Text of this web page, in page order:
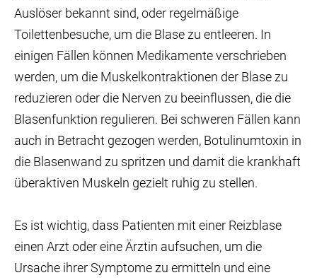
Auslöser bekannt sind, oder regelmäßige
Toilettenbesuche, um die Blase zu entleeren. In
einigen Fällen können Medikamente verschrieben
werden, um die Muskelkontraktionen der Blase zu
reduzieren oder die Nerven zu beeinflussen, die die
Blasenfunktion regulieren. Bei schweren Fällen kann
auch in Betracht gezogen werden, Botulinumtoxin in
die Blasenwand zu spritzen und damit die krankhaft
überaktiven Muskeln gezielt ruhig zu stellen.
Es ist wichtig, dass Patienten mit einer Reizblase
einen Arzt oder eine Ärztin aufsuchen, um die
Ursache ihrer Symptome zu ermitteln und eine